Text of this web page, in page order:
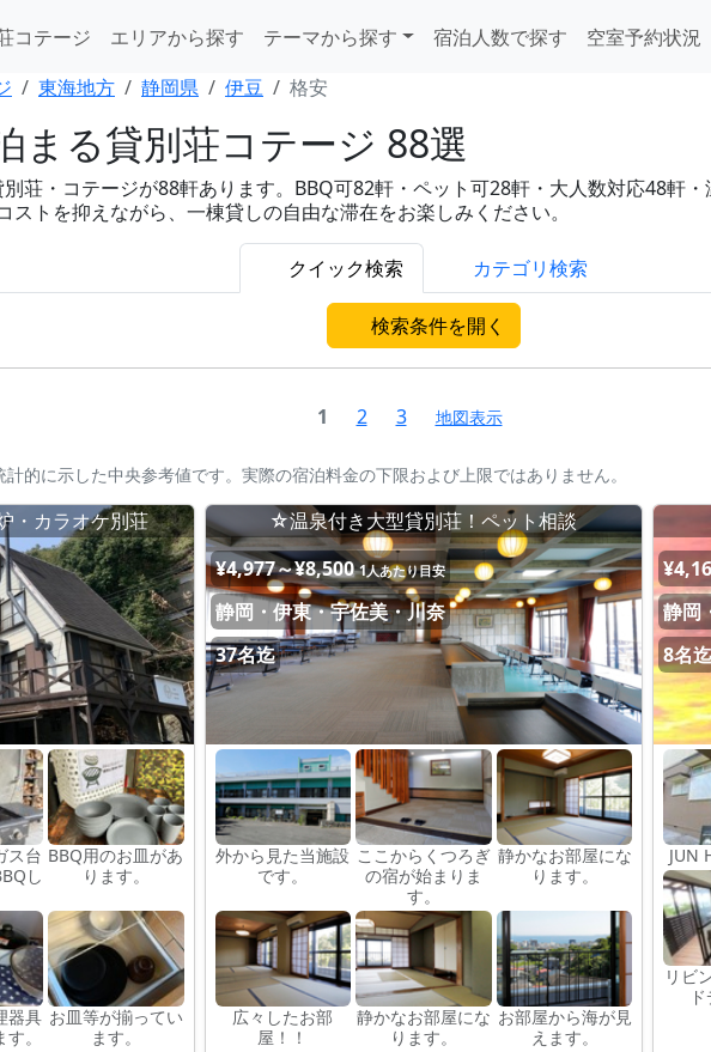
コテージ エリアから探す テーマから探す 宿泊人数で探す 空室予約状況
東海地方 静岡県 伊豆 格安
まる貸別荘コテージ 88選
荘・コテージが88軒あります。BBQ可82軒・ペット可28軒・大人数対応48軒
トを抑えながら、一棟貸しの自由な滞在をお楽しみください。
クイック検索 カテゴリ検索
検索条件を開く
1 2 3 地図表示
的に示した中央参考値です。実際の宿泊料金の下限および上限ではありません。
・カラオケ別荘
ス台
し
BBQ用のお皿があ
ります。
器具
。
お皿等が揃ってい
ます。
☆温泉付き大型貸別荘！ペット相談
¥4,977～¥8,500 1人あたり目安
静岡・伊東・宇佐美・川奈
37名迄
外から見た当施設
です。
ここからくつろぎ
の宿が始まりま
す。
静かなお部屋にな
ります。
広々したお部
屋！！
静かなお部屋にな
ります。
お部屋から海が見
えます。
静岡
8名
JUN
リビ